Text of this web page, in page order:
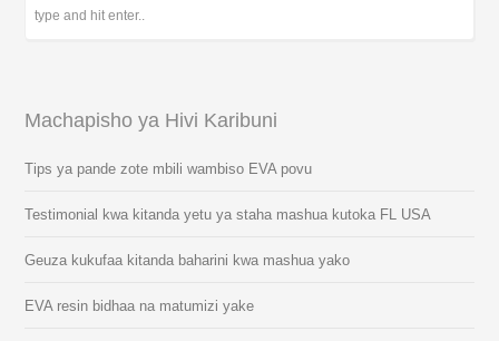
Machapisho ya Hivi Karibuni
Tips ya pande zote mbili wambiso EVA povu
Testimonial kwa kitanda yetu ya staha mashua kutoka FL USA
Geuza kukufaa kitanda baharini kwa mashua yako
EVA resin bidhaa na matumizi yake